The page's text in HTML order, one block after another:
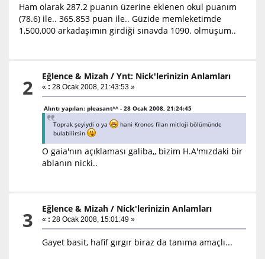
Ham olarak 287.2 puanın üzerine eklenen okul puanım
(78.6) ile.. 365.853 puan ile.. Güzide memleketimde
1,500,000 arkadaşımın girdiği sınavda 1090. olmuşum..
2 Eğlence & Mizah /Ynt: Nick'lerinizin Anlamları
« : 28 Ocak 2008, 21:43:53 »
Alıntı yapılan: pleasant^^ - 28 Ocak 2008, 21:24:45
Toprak şeyiydi o ya
hani Kronos filan mitloji bölümünde
bulabilirsin
O gaia'nın açıklaması galiba,, bizim H.A'mızdaki bir
ablanın nicki..
3 Eğlence & Mizah / Nick'lerinizin Anlamları
« : 28 Ocak 2008, 15:01:49 »
Gayet basit, hafif gırgır biraz da tanıma amaçlı...